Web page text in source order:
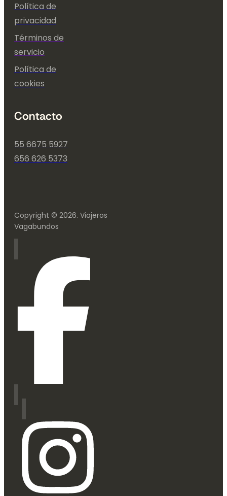
Política de
privacidad
Términos de
servicio
Política de
cookies
Contacto
55 6675 5927
656 626 5373
Copyright © 2026. Viajeros
Vagabundos